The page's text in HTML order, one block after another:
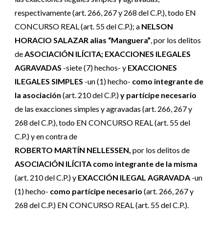
respectivamente (art. 266, 267 y 268 del C.P.), todo EN
CONCURSO REAL (art. 55 del C.P.); a NELSON
HORACIO SALAZAR alias “Manguera”, por los delitos
deASOCIACIÓN ILÍCITA; EXACCIONES ILEGALES
AGRAVADAS -siete (7) hechos- y EXACCIONES
ILEGALES SIMPLES -un (1) hecho- como integrante de
la asociación (art. 210 del C.P.)y partícipe necesario
de las exacciones simples y agravadas (art. 266, 267 y
268 del C.P.), todo EN CONCURSO REAL (art. 55 del
C.P.) y en contra de
ROBERTO MARTÍN NELLESSEN, por los delitos de
ASOCIACIÓN ILÍCITA como integrante de la misma
(art. 210 del C.P.) y EXACCIÓN ILEGAL AGRAVADA -un
(1) hecho- como partícipe necesario (art. 266, 267 y
268 del C.P.) EN CONCURSO REAL (art. 55 del C.P.).